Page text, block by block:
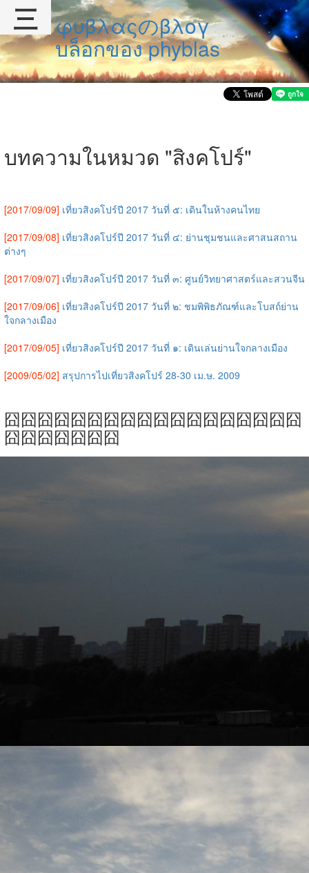
φυβλαςのβλογ
บล็อกของ phyblas
บทความในหมวด "สิงคโปร์"
[2017/09/09] เที่ยวสิงคโปร์ปี 2017 วันที่ ๕: เดินในห้างคนไทย
[2017/09/08] เที่ยวสิงคโปร์ปี 2017 วันที่ ๔: ย่านชุมชนและศาสนสถาน
ต่างๆ
[2017/09/07] เที่ยวสิงคโปร์ปี 2017 วันที่ ๓: ศูนย์วิทยาศาสตร์และสวนจีน
[2017/09/06] เที่ยวสิงคโปร์ปี 2017 วันที่ ๒: ชมพิพิธภัณฑ์และโบสถ์ย่าน
ใจกลางเมือง
[2017/09/05] เที่ยวสิงคโปร์ปี 2017 วันที่ ๑: เดินเล่นย่านใจกลางเมือง
[2009/05/02] สรุปการไปเที่ยวสิงคโปร์ 28-30 เม.ษ. 2009
囧囧囧囧囧囧囧囧囧囧囧囧囧囧囧囧囧囧
囧囧囧囧囧囧囧
三